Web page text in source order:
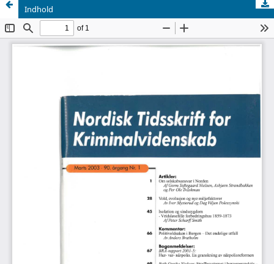
Indhold